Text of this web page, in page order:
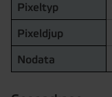
Pixeltyp
Pixeldjup
Nodata